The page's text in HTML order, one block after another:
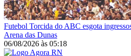
Futebol Torcida do ABC esgota
Arena das Dunas
06/08/2026 às 05:18